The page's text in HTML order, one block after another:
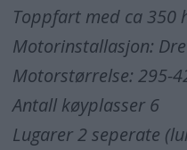
Toppfart med ca 350
Motorinstallasjon:
Motorstørrelse: 295-
Antall køyplasser 6
Lugarer 2 seperate